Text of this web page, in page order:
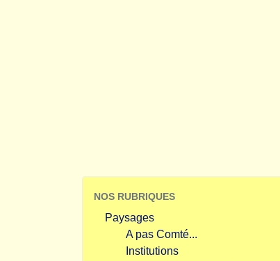
NOS RUBRIQUES
Paysages
A pas Comté...
Institutions